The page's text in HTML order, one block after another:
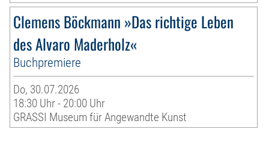
Clemens Böckmann »Das richtige Leben
des Alvaro Maderholz«
Buchpremiere
Do, 30.07.2026
18:30 Uhr - 20:00 Uhr
GRASSI Museum für Angewandte Kunst